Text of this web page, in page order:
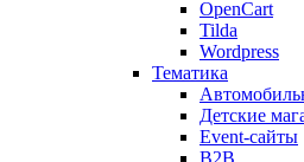
OpenCart
Tilda
Wordpress
Тематика
Детские
Event-сайты
B2B